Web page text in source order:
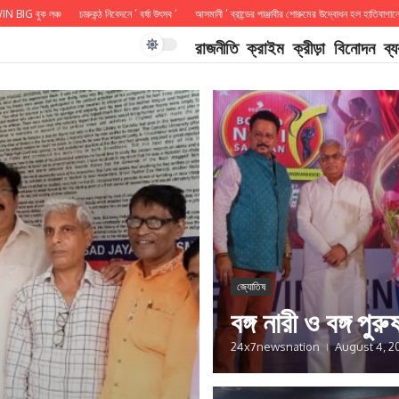
লঞ্চ চারুকন্ঠ নিবেদনে ‘ বর্ষা উৎসব ‘ আসমানী ‘ ব্রান্ডের পাঞ্জাবীর শোরুমের উদ্বোধন হল হাতিবাগানে আসছে
রাজনীতি ক্রাইম ক্রীড়া বিনোদন
জ্যোতিষ
বঙ্গ নারী ও বঙ্গ
24x7newsnation August 4,